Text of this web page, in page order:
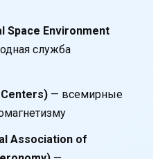
Space Environment
служба
Centers)— всемирные
Association of